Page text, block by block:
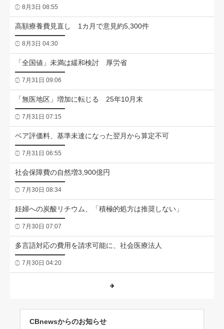
8月3日 08:55
高額療養費見直し 1カ月で意見約5,300件
8月3日 04:30
「全国値」未満は緩和検討 厚労省
7月31日 09:06
「無医地区」増加に転じる 25年10月末
7月31日 07:15
ベア評価料、基準未達になった翌月から算定不可
7月31日 06:55
社会保障費の自然増3,900億円
7月30日 08:34
妊婦への炭酸リチウム、「積極的処方は推奨しない」
7月30日 07:07
多言語対応の費用を請求可能に、社会医療法人
7月30日 04:20
CBnewsからのお知らせ